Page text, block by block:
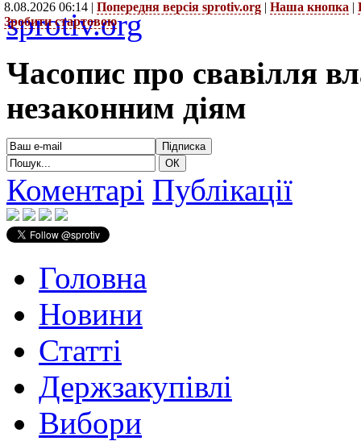
8.08.2026 06:14 | Попередня версія sprotiv.org | Наша кнопка |
Зробити стартовою
sprotiv.org
Часопис про свавілля
незаконним діям
Коментарі Публікації
Головна
Новини
Статті
Держзакупівлі
Вибори